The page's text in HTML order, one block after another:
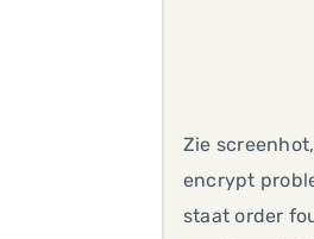
Zie
encrypt
staat order